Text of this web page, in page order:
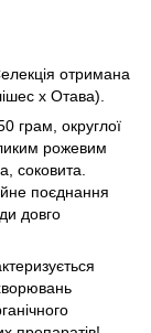
отримана
х Отава).
грам, округлої
рожевим
соковита.
поєднання
довго